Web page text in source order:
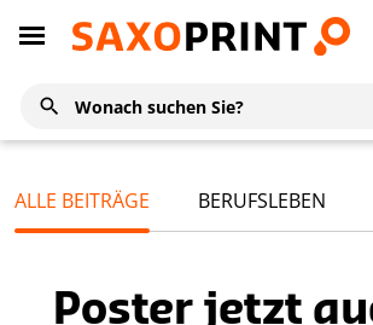
ALLE BEITRÄGE BERUFSLEBEN
Poster jetzt